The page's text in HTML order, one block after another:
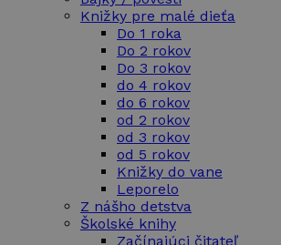
Knižky pre malé dieťa
Do 1 roka
Do 2 rokov
Do 3 rokov
do 4 rokov
do 6 rokov
od 2 rokov
od 3 rokov
od 5 rokov
Knižky do vane
Leporelo
Z nášho detstva
Školské knihy
Začínajúci čitateľ